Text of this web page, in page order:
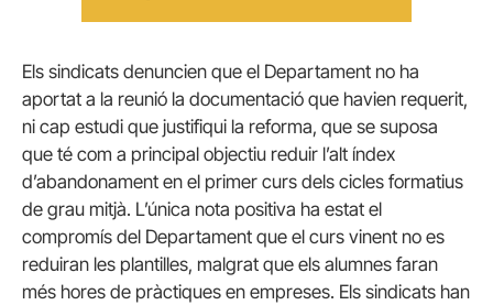
Els sindicats denuncien que el Departament no ha
aportat a la reunió la documentació que havien requerit,
ni cap estudi que justifiqui la reforma, que se suposa
que té com a principal objectiu reduir l’alt índex
d’abandonament en el primer curs dels cicles formatius
de grau mitjà. L’única nota positiva ha estat el
compromís del Departament que el curs vinent no es
reduiran les plantilles, malgrat que els alumnes faran
més hores de pràctiques en empreses. Els sindicats han